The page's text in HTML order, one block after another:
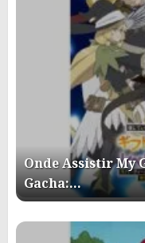
Onde Assistir My
Gacha:…